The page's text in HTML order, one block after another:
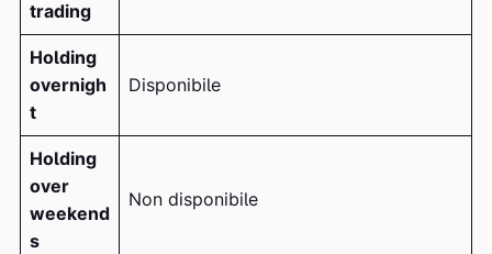
trading
Holding
overnigh
t
Disponibile
Holding
over
weekend
s
Non disponibile